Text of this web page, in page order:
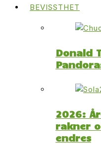
BEVISSTHET
Donald
2026:
rakner
endres